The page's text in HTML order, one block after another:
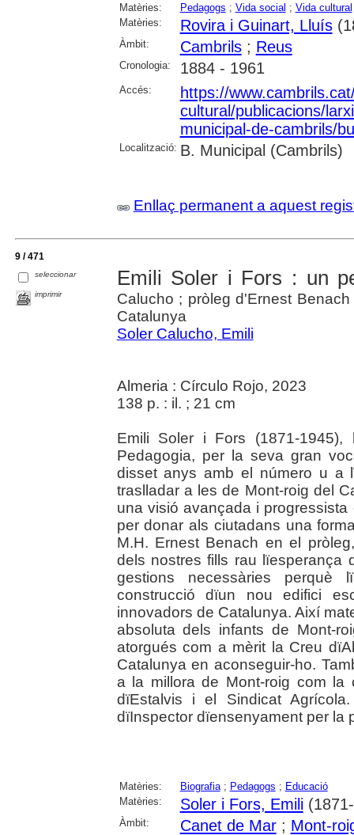
Matèries: Pedagogs ; Vida social ; Vida cultural
Matèries:
Rovira i Guinart, Lluís
Àmbit: Cambrils; Reus
Cronologia: 1884 - 1961
Accés:
https://
cultural/publicacions/
municipal-de-cambrils/
Localització: B. Municipal (Cambrils)
Enllaç permanent a aquest
9 / 471
seleccionar
imprimir
Emili Soler i Fors : un
Calucho ; pròleg d'Ernest
Catalunya
Soler Calucho, Emili
Almeria : Círculo Rojo, 2023
138 p. : il. ; 21 cm
Emili Soler i Fors (1871-
Pedagogia, per la seva gran
disset anys amb el número u a
traslladar a les de Mont-roig del
una visió avançada i
per donar als ciutadans una
M.H. Ernest Benach en el
dels nostres fills rau lïesperança
gestions necessàries perquè
construcció dïun nou edifici
innovadors de Catalunya. Així
absoluta dels infants de Mont-
atorgués com a mèrit la Creu
Catalunya en aconseguir-ho.
a la millora de Mont-roig com la
dïEstalvis i el Sindicat
dïInspector dïensenyament per la
Matèries: Biografia; Pedagogs ; Educació
Matèries:
Soler i Fors, Emili
Àmbit: Canet de Mar; Mont-